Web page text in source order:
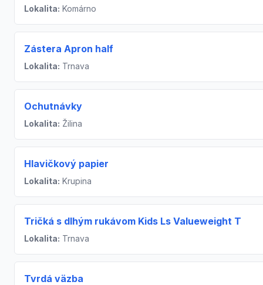
Lokalita: Komárno
Zástera Apron half
Lokalita: Trnava
Ochutnávky
Lokalita: Žilina
Hlavičkový papier
Lokalita: Krupina
Tričká s dlhým rukávom Kids Ls Valueweight T
Lokalita: Trnava
Tvrdá väzba